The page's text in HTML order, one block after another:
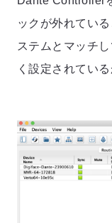
ックが外れてい
ステムとマッチ
く設定されてい